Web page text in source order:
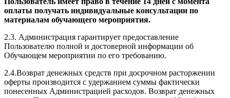
оплаты получать индивидуальные консультации по
материалам обучающего мероприятия.
2.3. Администрация гарантирует предоставление
Пользователю полной и достоверной информации об
Обучающем мероприятии по его требованию.
2.4.Возврат денежных средств при досрочном расторжении
оферты производится с удержанием суммы фактически
понесенных Администрацией расходов. Возврат денежных